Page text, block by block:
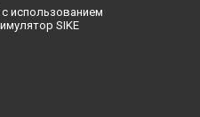
использованием
SIKE